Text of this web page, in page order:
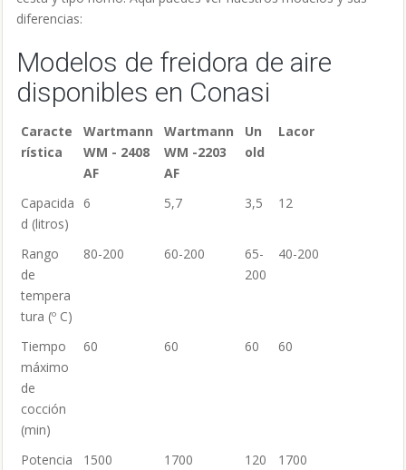
diferencias:
Modelos de freidora de aire
disponibles en Conasi
Caracte
rística
Wartmann
WM - 2408
AF
Wartmann
WM -2203
AF
Un
old
Lacor
Capacida
d (litros)
6 5,7 3,5 12
Rango
de
tempera
tura (º C)
80-200 60-200
65-
200
40-200
Tiempo
máximo
de
cocción
(min)
60 60 60 60
Potencia
1500 1700
120
1700